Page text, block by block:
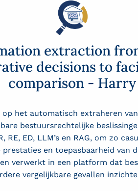
extraction
decisions to
comparison - Harry
het automatisch extraheren
bestuursrechtelijke
RE, ED, LLM’s en RAG, om zo
prestaties en toepasbaarheid van
verwerkt in een platform dat
vergelijkbare gevallen